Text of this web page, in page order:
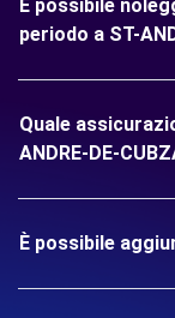
È possibile
periodo a ST-
Quale
ANDRE-DE-
È possibile